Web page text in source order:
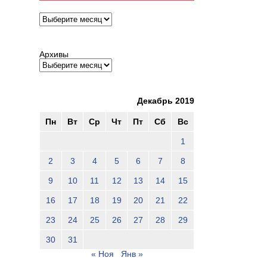
Архивы
Архивы
Декабрь 2019
Пн Вт Ср Чт Пт Сб Вс
1
2 3 4 5 6 7 8
9 10 11 12 13 14 15
16 17 18 19 20 21 22
23 24 25 26 27 28 29
30
31
« Ноя
Янв »